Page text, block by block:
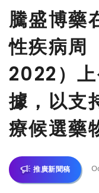
騰盛博藥
性疾病周
2022）
據，以支
療候選藥
推廣新聞稿